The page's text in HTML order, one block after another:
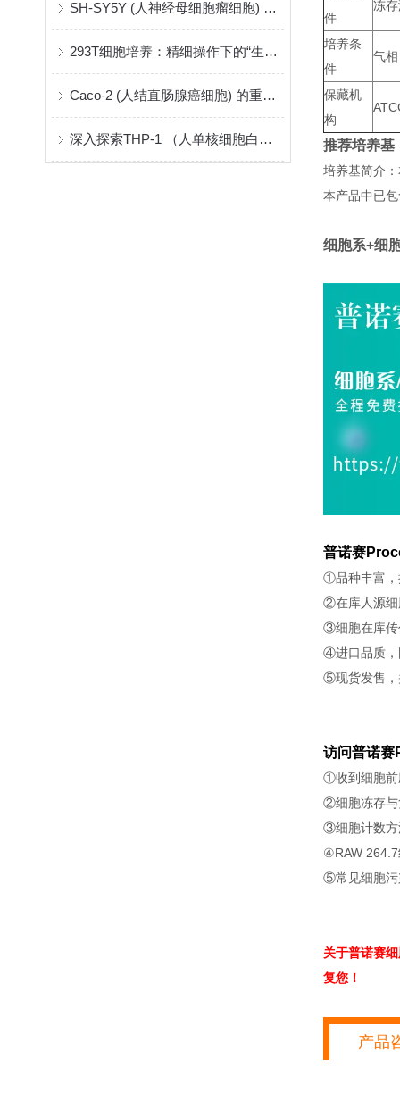
SH-SY5Y (人神经母细胞瘤细胞) ：神经系统研究的关键模型
293T细胞培养：精细操作下的“生命摇篮”
Caco-2 (人结直肠腺癌细胞) 的重要性和应用
深入探索THP-1 （人单核细胞白血病）
件
冻
培养条
件
气
保藏机
构
推荐培养基
培养基简介
本产品中已
细胞系+细
普诺赛
①品种丰富，
②在库人源细
③细胞在库传
④进口品质，
⑤现货发售，
访问普诺赛
①收到细胞前
②细胞冻存与
③细胞计数方
④RAW 264.7
⑤常见细胞污
关于普诺赛
复您！
产品